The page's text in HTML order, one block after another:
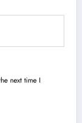
next time I